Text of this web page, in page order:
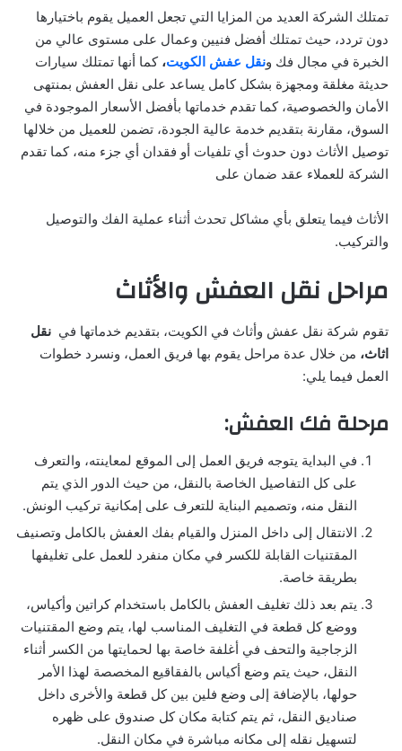
تمتلك الشركة العديد من المزايا التي تجعل العميل يقوم باختيارها
دون تردد، حيث تمتلك أفضل فنيين وعمال على مستوى عالي من
الخبرة في مجال فك ونقل عفش الكويت، كما أنها تمتلك سيارات
حديثة مغلقة ومجهزة بشكل كامل يساعد على نقل العفش بمنتهى
الأمان والخصوصية، كما تقدم خدماتها بأفضل الأسعار الموجودة في
السوق، مقارنة بتقديم خدمة عالية الجودة، تضمن للعميل من خلالها
توصيل الأثاث دون حدوث أي تلفيات أو فقدان أي جزء منه، كما تقدم
الشركة للعملاء عقد ضمان على
الأثاث فيما يتعلق بأي مشاكل تحدث أثناء عملية الفك والتوصيل
والتركيب.
مراحل نقل العفش والأثاث
تقوم شركة نقل عفش وأثاث في الكويت، بتقديم خدماتها في نقل
اثاث، من خلال عدة مراحل يقوم بها فريق العمل، ونسرد خطوات
العمل فيما يلي:
مرحلة فك العفش:
في البداية يتوجه فريق العمل إلى الموقع لمعاينته، والتعرف
على كل التفاصيل الخاصة بالنقل، من حيث الدور الذي يتم
النقل منه، وتصميم البناية للتعرف على إمكانية تركيب الونش.
الانتقال إلى داخل المنزل والقيام بفك العفش بالكامل وتصنيف
المقتنيات القابلة للكسر في مكان منفرد للعمل على تغليفها
بطريقة خاصة.
يتم بعد ذلك تغليف العفش بالكامل باستخدام كراتين وأكياس،
ووضع كل قطعة في التغليف المناسب لها، يتم وضع المقتنيات
الزجاجية والتحف في أغلفة خاصة بها لحمايتها من الكسر أثناء
النقل، حيث يتم وضع أكياس بالفقاقيع المخصصة لهذا الأمر
حولها، بالإضافة إلى وضع فلين بين كل قطعة والأخرى داخل
صناديق النقل، ثم يتم كتابة مكان كل صندوق على ظهره
لتسهيل نقله إلى مكانه مباشرة في مكان النقل.